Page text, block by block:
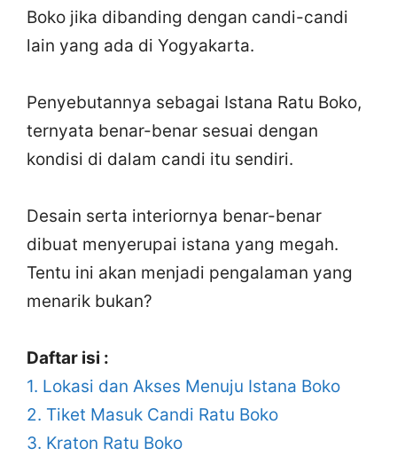
Boko jika dibanding dengan candi-candi
lain yang ada di Yogyakarta.
Penyebutannya sebagai Istana Ratu Boko,
ternyata benar-benar sesuai dengan
kondisi di dalam candi itu sendiri.
Desain serta interiornya benar-benar
dibuat menyerupai istana yang megah.
Tentu ini akan menjadi pengalaman yang
menarik bukan?
Daftar isi :
1. Lokasi dan Akses Menuju Istana Boko
2. Tiket Masuk Candi Ratu Boko
3. Kraton Ratu Boko